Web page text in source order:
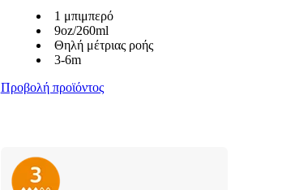
1 μπιμπερό
9oz/260ml
Θηλή μέτριας ροής
3-6m
Προβολή προϊόντος